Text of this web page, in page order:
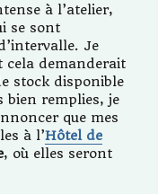
à l’atelier,
se sont
Je
cela demanderait
stock disponible
bien remplies, je
que mes
à l’Hôtel de
, où elles seront